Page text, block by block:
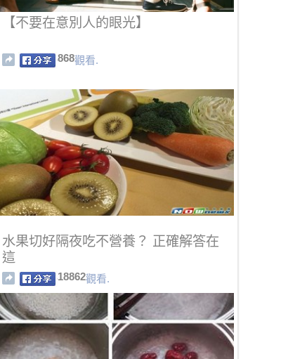
【不要在意別人的眼光】
868觀看.
水果切好隔夜吃不營養？ 正確解答在
這
18862觀看.